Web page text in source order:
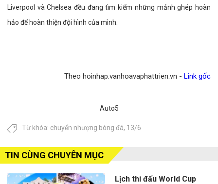
Liverpool và Chelsea đều đang tìm kiếm những mảnh ghép hoàn
hảo để hoàn thiện đội hình của mình.
Theo hoinhap.vanhoavaphattrien.vn - Link gốc
Auto5
Từ khóa: chuyển nhượng bóng đá, 13/6
TIN CÙNG CHUYÊN MỤC
Lịch thi đấu World Cup